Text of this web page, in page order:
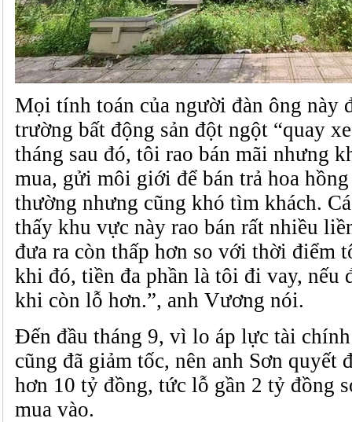
Mọi tính toán của người đàn ông này
trường bất động sản đột ngột “quay
tháng sau đó, tôi rao bán mãi nhưng
mua, gửi môi giới để bán trả hoa
thường nhưng cũng khó tìm khách.
thấy khu vực này rao bán rất nhiều
đưa ra còn thấp hơn so với thời điểm
khi đó, tiền đa phần là tôi đi vay, nếu
khi còn lỗ hơn.”, anh Vương nói.
Đến đầu tháng 9, vì lo áp lực tài
cũng đã giảm tốc, nên anh Sơn quyết
hơn 10 tỷ đồng, tức lỗ gần 2 tỷ đồng
mua vào.